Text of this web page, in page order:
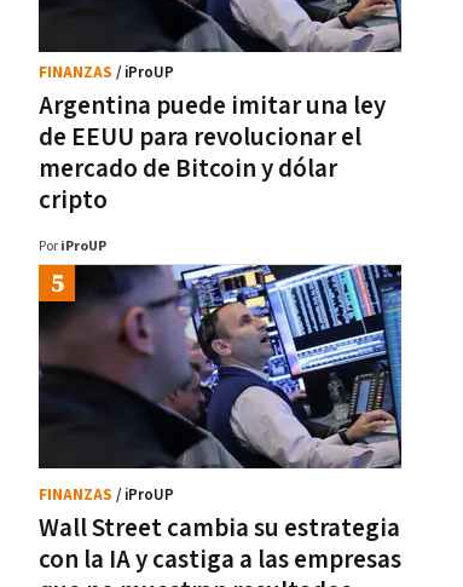
Argentina puede imitar una ley
de EEUU para revolucionar el
mercado de Bitcoin y dólar
cripto
FINANZAS / iProUP
Por iProUP
Wall Street cambia su estrategia
con la IA y castiga a las empresas
FINANZAS / iProUP